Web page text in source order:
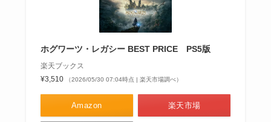
ホグワーツ・レガシー BEST PRICE PS5版
楽天ブックス
¥3,510
（2026/05/30 07:04時点 | 楽天市場調べ）
Amazon 楽天市場